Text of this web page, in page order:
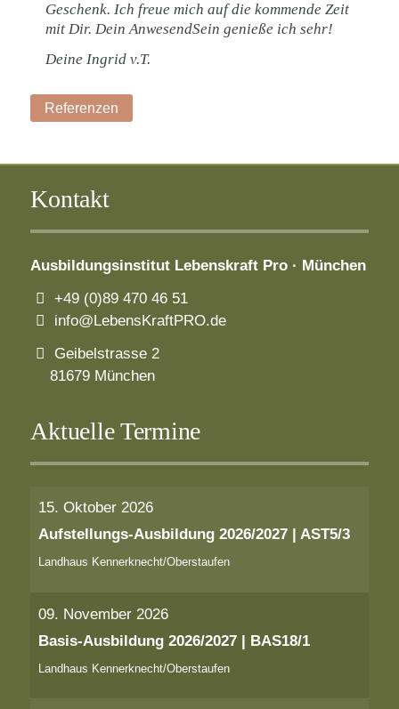
Geschenk. Ich freue mich auf die kommende Zeit
mit Dir. Dein AnwesendSein genieße ich sehr!
Deine Ingrid v.T.
Referenzen
Kontakt
Ausbildungsinstitut Lebenskraft Pro · München
+49 (0)89 470 46 51
info@LebensKraftPRO.de
Geibelstrasse 2
81679 München
Aktuelle Termine
15. Oktober 2026
Aufstellungs-Ausbildung 2026/2027 | AST5/3
Landhaus Kennerknecht/Oberstaufen
09. November 2026
Basis-Ausbildung 2026/2027 | BAS18/1
Landhaus Kennerknecht/Oberstaufen